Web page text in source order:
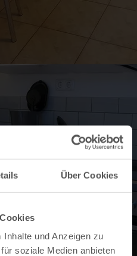
Über Cookies
und Anzeigen zu
soziale Medien anbieten